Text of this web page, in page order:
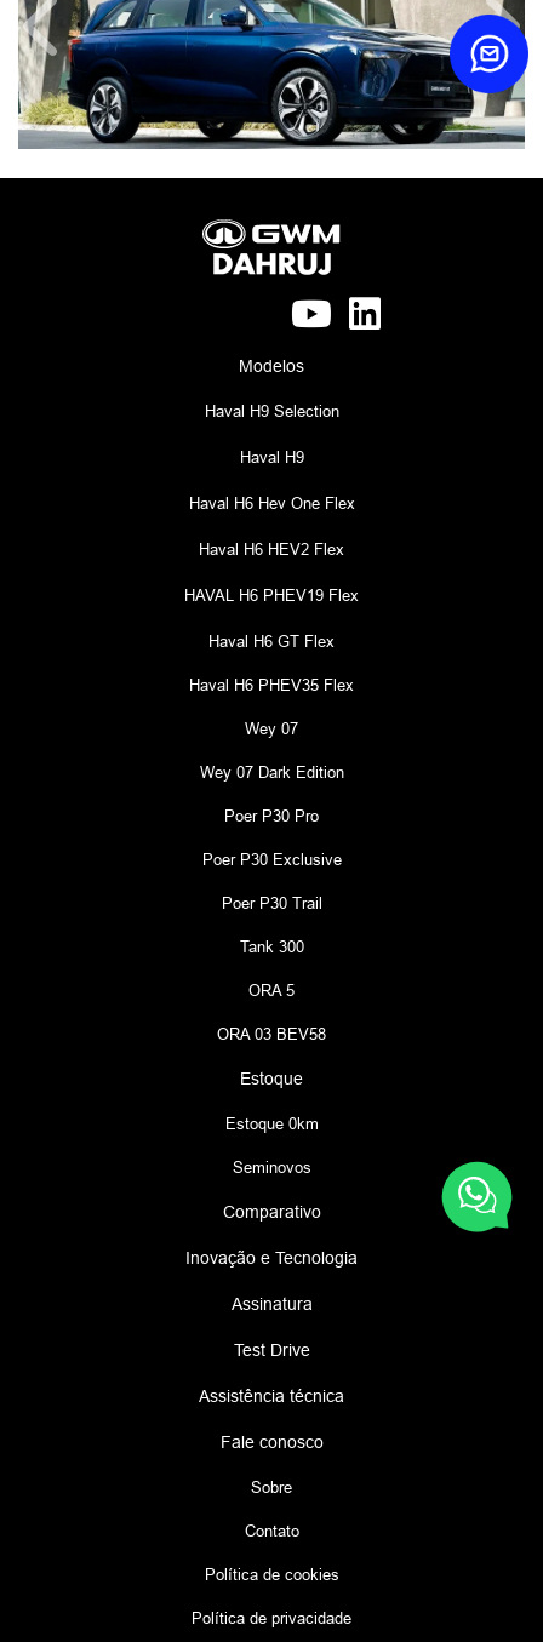
Anterior
Modelos
Haval H9 Selection
Haval H9
Haval H6 Hev One Flex
Haval H6 HEV2 Flex
HAVAL H6 PHEV19 Flex
Haval H6 GT Flex
Haval H6 PHEV35 Flex
Wey 07
Wey 07 Dark Edition
Poer P30 Pro
Poer P30 Exclusive
Poer P30 Trail
Tank 300
ORA 5
ORA 03 BEV58
Estoque
Estoque 0km
Seminovos
Comparativo
Inovação e Tecnologia
Assinatura
Test Drive
Assistência técnica
Fale conosco
Sobre
Contato
Política de cookies
Política de privacidade